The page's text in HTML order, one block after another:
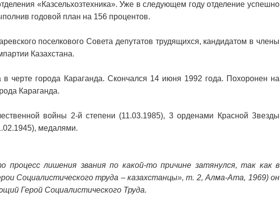
«Казсельхозтехника». Уже в следующем году отделение успешно
годовой план на 156 процентов.
поселкового Совета депутатов трудящихся, кандидатом в члены
Казахстана.
черте города Караганда. Скончался 14 июня 1992 года. Похоронен на
Караганда.
войны 2-й степени (11.03.1985), 3 орденами Красной Звезды
медалями.
процесс лишения звания по какой-то причине затянулся, так как в
Социалистического труда – казахстанцы», т. 2, Алма-Ата, 1969) он
Герой Социалистического Труда.